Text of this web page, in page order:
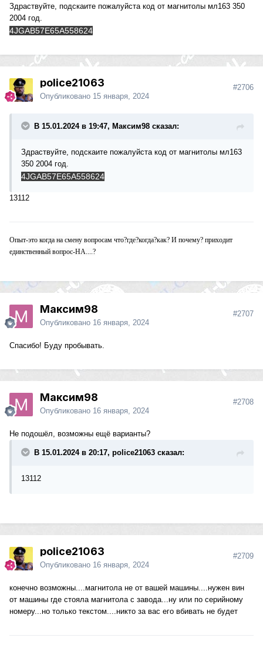
Здраствуйте, подскаите пожалуйста код от магнитолы мл163 350
2004 год.
4JGAB57E65A558624
police21063
Опубликовано 15 января, 2024
#2706
В 15.01.2024 в 19:47, Максим98 сказал:
Здраствуйте, подскаите пожалуйста код от магнитолы мл163
350 2004 год.
4JGAB57E65A558624
13112
Опыт-это когда на смену вопросам что?где?когда?как? И почему? приходит
единственный вопрос-НА....?
Максим98
Опубликовано 16 января, 2024
#2707
Спасибо! Буду пробывать.
Максим98
Опубликовано 16 января, 2024
#2708
Не подошёл, возможны ещё варианты?
В 15.01.2024 в 20:17, police21063 сказал:
13112
police21063
Опубликовано 16 января, 2024
#2709
конечно возможны....магнитола не от вашей машины....нужен вин
от машины где стояла магнитола с завода...ну или по серийному
номеру...но только текстом....никто за вас его вбивать не будет